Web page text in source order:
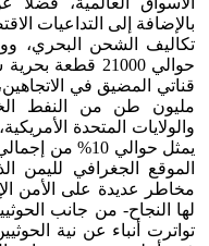
بالإضافة إلى التداعيات
تكاليف الشحن البحري،
مليون طن من النفط
والولايات المتحدة
يمثل حوالي
الموقع الجغرافي
مخاطر عديدة على الأمن
لها النجاح- من جانب